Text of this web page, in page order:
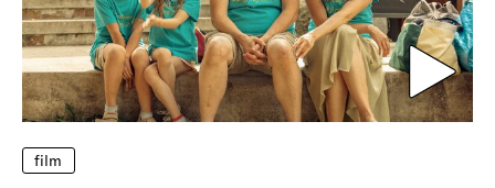
film